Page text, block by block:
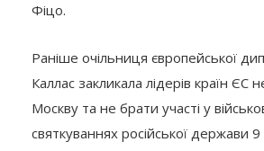
Фіцо.
Раніше очільниця європейської
Каллас закликала лідерів країн ЄС
Москву та не брати участі у
святкуваннях російської держави